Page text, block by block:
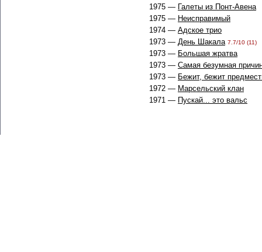
1975 — Галеты из Понт-Авена
1975 — Неисправимый
1974 — Адское трио
1973 — День Шакала 7.7/10 (11)
1973 — Большая жратва
1973 — Самая безумная
1973 — Бежит, бежит
1972 — Марсельский клан
1971 — Пускай... это вальс